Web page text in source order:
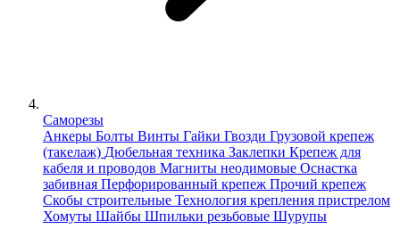
Саморезы
Анкеры Болты Винты Гайки Гвозди Грузовой крепеж
(такелаж) Дюбельная техника Заклепки Крепеж для
кабеля и проводов Магниты неодимовые Оснастка
забивная Перфорированный крепеж Прочий крепеж
Скобы строительные Технология крепления пристрелом
Хомуты Шайбы Шпильки резьбовые Шурупы